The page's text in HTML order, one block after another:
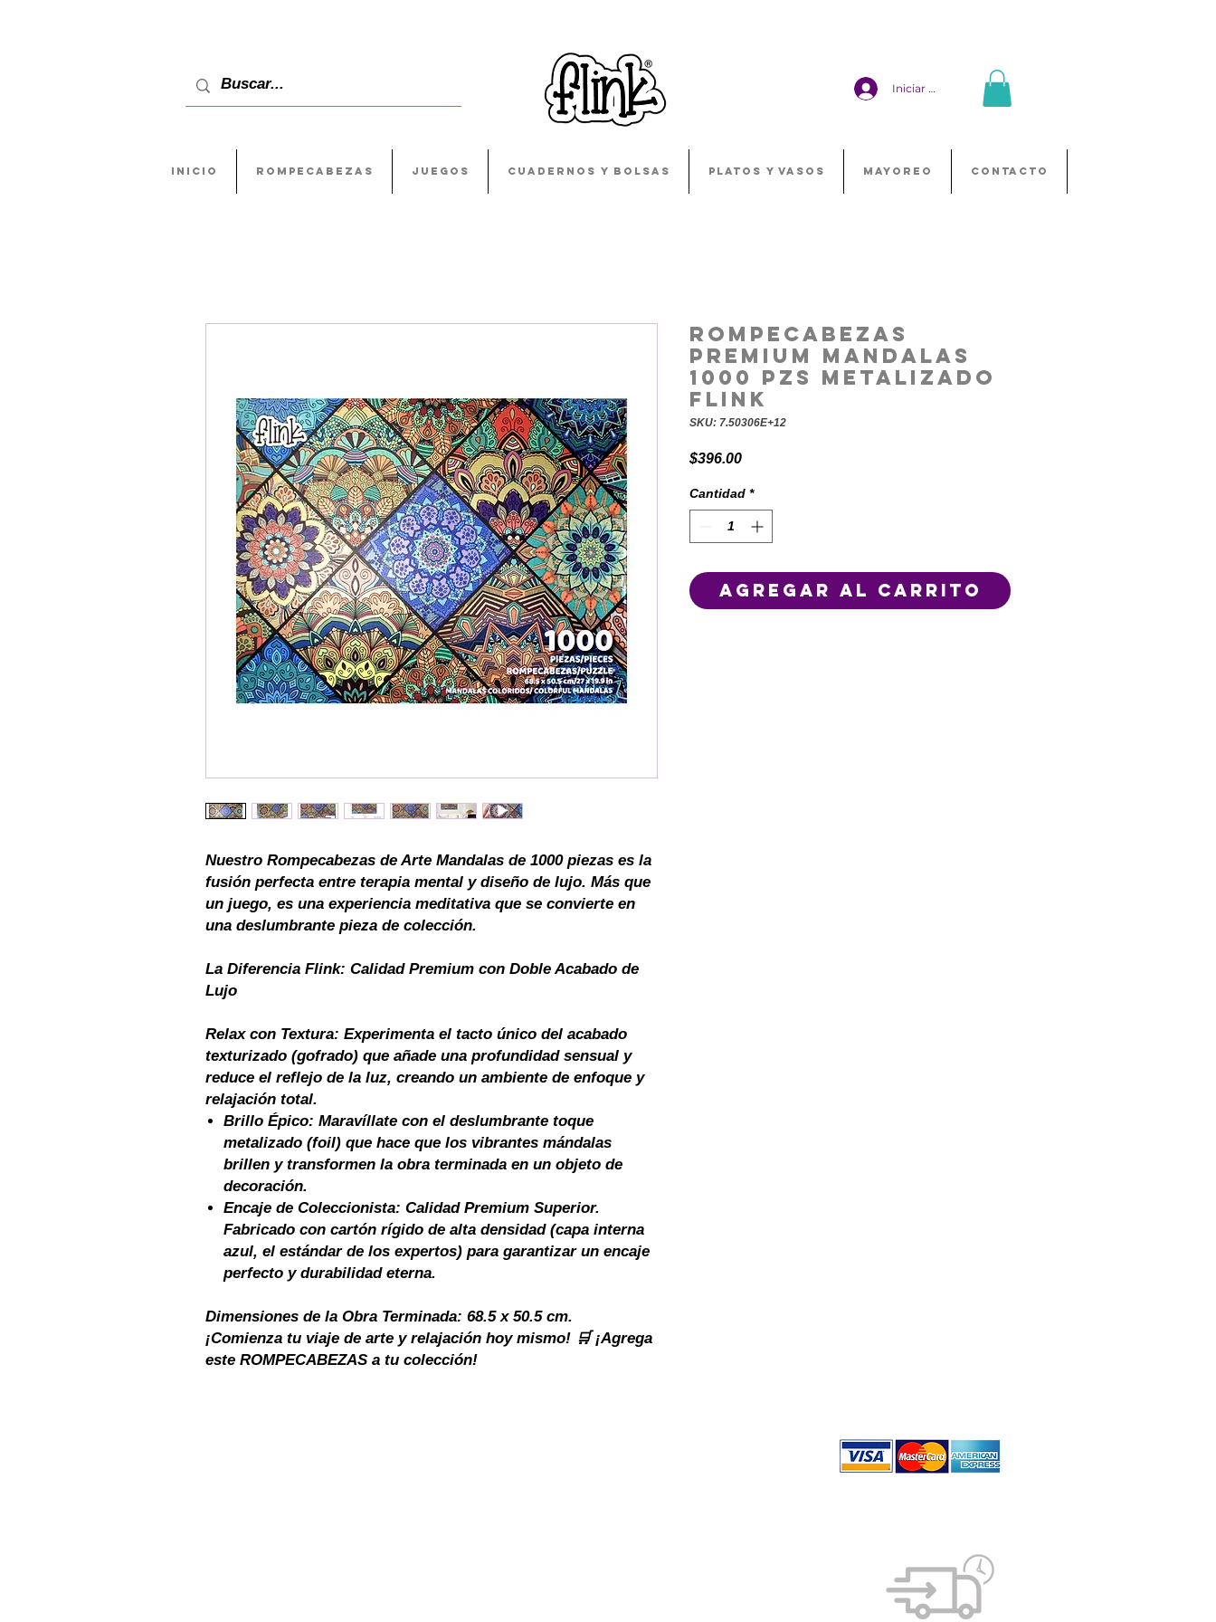
Iniciar sesión
INICIO ROMPECABEZAS JUEGOS CUADERNOS Y BOLSAS PLATOS Y VASOS MAYOREO CONTACTO
Nuestro Rompecabezas de Arte Mandalas de 1000 piezas es la
fusión perfecta entre terapia mental y diseño de lujo. Más que
un juego, es una experiencia meditativa que se convierte en
una deslumbrante pieza de colección.
La Diferencia Flink: Calidad Premium con Doble Acabado de
Lujo
Relax con Textura: Experimenta el tacto único del acabado
texturizado (gofrado) que añade una profundidad sensual y
reduce el reflejo de la luz, creando un ambiente de enfoque y
relajación total.
Brillo Épico: Maravíllate con el deslumbrante toque
metalizado (foil) que hace que los vibrantes mándalas
brillen y transformen la obra terminada en un objeto de
decoración.
Encaje de Coleccionista: Calidad Premium Superior.
Fabricado con cartón rígido de alta densidad (capa interna
azul, el estándar de los expertos) para garantizar un encaje
perfecto y durabilidad eterna.
Dimensiones de la Obra Terminada: 68.5 x 50.5 cm.
¡Comienza tu viaje de arte y relajación hoy mismo! 🛒 ¡Agrega
este ROMPECABEZAS a tu colección!
Rompecabezas
Premium Mandalas
1000 Pzs Metalizado
Flink
SKU: 7.50306E+12
$396.00Precio
Cantidad *
Agregar al carrito